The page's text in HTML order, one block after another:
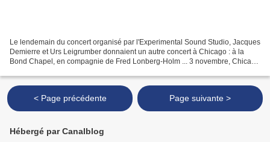
Le lendemain du concert organisé par l'Experimental Sound Studio, Jacques
Demierre et Urs Leigrumber donnaient un autre concert à Chicago : à la
Bond Chapel, en compagnie de Fred Lonberg-Holm ... 3 novembre, Chicago
< Page précédente Page suivante >
Hébergé par Canalblog